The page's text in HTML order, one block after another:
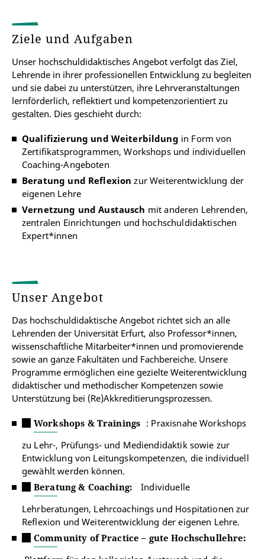
Ziele und Aufgaben
Unser hochschuldidaktisches Angebot verfolgt das Ziel,
Lehrende in ihrer professionellen Entwicklung zu begleiten
und sie dabei zu unterstützen, ihre Lehrveranstaltungen
lernförderlich, reflektiert und kompetenzorientiert zu
gestalten. Dies geschieht durch:
Qualifizierung und Weiterbildung in Form von
Zertifikatsprogrammen, Workshops und individuellen
Coaching-Angeboten
Beratung und Reflexion zur Weiterentwicklung der
eigenen Lehre
Vernetzung und Austausch mit anderen Lehrenden,
zentralen Einrichtungen und hochschuldidaktischen
Expert*innen
Unser Angebot
Das hochschuldidaktische Angebot richtet sich an alle
Lehrenden der Universität Erfurt, also Professor*innen,
wissenschaftliche Mitarbeiter*innen und promovierende
sowie an ganze Fakultäten und Fachbereiche. Unsere
Programme ermöglichen eine gezielte Weiterentwicklung
didaktischer und methodischer Kompetenzen sowie
Unterstützung bei (Re)Akkreditierungsprozessen.
Workshops & Trainings : Praxisnahe Workshops
zu Lehr-, Prüfungs- und Mediendidaktik sowie zur
Entwicklung von Leitungskompetenzen, die individuell
gewählt werden können.
Beratung & Coaching:
Individuelle
Lehrberatungen, Lehrcoachings und Hospitationen zur
Reflexion und Weiterentwicklung der eigenen Lehre.
Community of Practice – gute Hochschullehre: